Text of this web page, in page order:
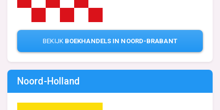
BEKIJK BOEKHANDELS IN NOORD-BRABANT
Noord-Holland